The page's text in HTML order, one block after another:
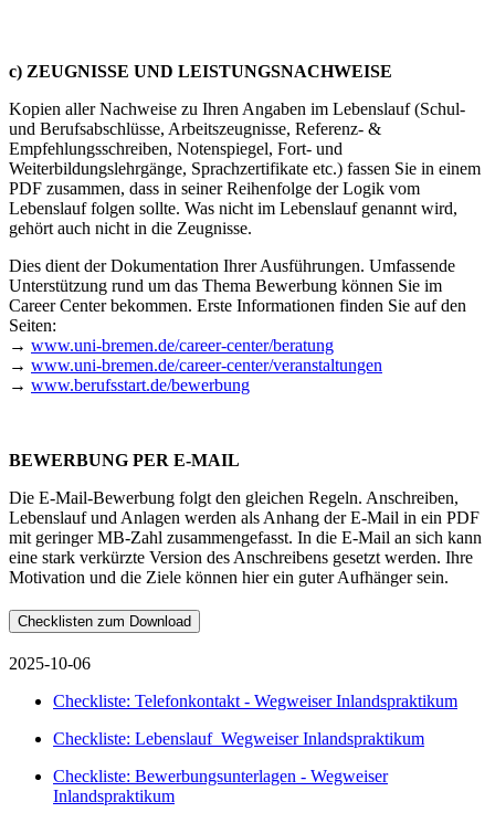
c) ZEUGNISSE UND LEISTUNGSNACHWEISE
Kopien aller Nachweise zu Ihren Angaben im Lebenslauf (Schul-
und Berufsabschlüsse, Arbeitszeugnisse, Referenz- &
Empfehlungsschreiben, Notenspiegel, Fort- und
Weiterbildungslehrgänge, Sprachzertifikate etc.) fassen Sie in einem
PDF zusammen, dass in seiner Reihenfolge der Logik vom
Lebenslauf folgen sollte. Was nicht im Lebenslauf genannt wird,
gehört auch nicht in die Zeugnisse.
Dies dient der Dokumentation Ihrer Ausführungen. Umfassende
Unterstützung rund um das Thema Bewerbung können Sie im
Career Center bekommen. Erste Informationen finden Sie auf den
Seiten:
→ www.uni-bremen.de/career-center/beratung
→ www.uni-bremen.de/career-center/veranstaltungen
→ www.berufsstart.de/bewerbung
BEWERBUNG PER E-MAIL
Die E-Mail-Bewerbung folgt den gleichen Regeln. Anschreiben,
Lebenslauf und Anlagen werden als Anhang der E-Mail in ein PDF
mit geringer MB-Zahl zusammengefasst. In die E-Mail an sich kann
eine stark verkürzte Version des Anschreibens gesetzt werden. Ihre
Motivation und die Ziele können hier ein guter Aufhänger sein.
Checklisten zum Download
2025-10-06
Checkliste: Telefonkontakt - Wegweiser Inlandspraktikum
Checkliste: Lebenslauf_Wegweiser Inlandspraktikum
Checkliste: Bewerbungsunterlagen - Wegweiser
Inlandspraktikum